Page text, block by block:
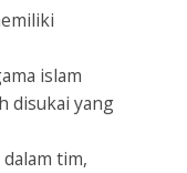
islam
disukai yang
tim,